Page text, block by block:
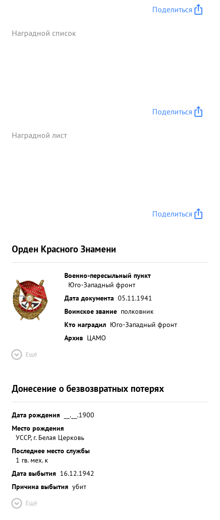
Поделиться
Наградной список
Поделиться
Наградной лист
Поделиться
Орден Красного Знамени
Военно-пересыльный пункт
Юго-Западный фронт
Дата документа 05.11.1941
Воинское звание полковник
Кто наградил Юго-Западный фронт
Архив ЦАМО
Ещё
Донесение о безвозвратных потерях
Дата рождения
__.__.1900
Место рождения
УССР, г. Белая Церковь
Последнее место службы
1 гв. мех. к
Дата выбытия 16.12.1942
Причина выбытия убит
Ещё